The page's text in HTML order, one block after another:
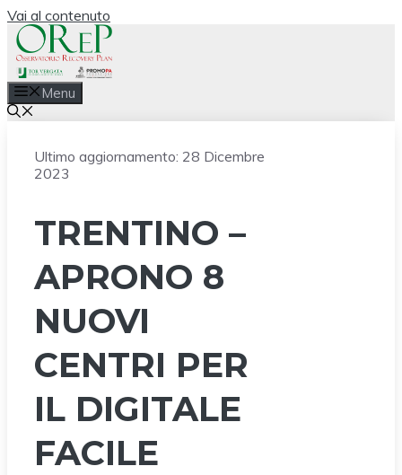
Vai al contenuto
Menu
Ultimo aggiornamento: 28 Dicembre
2023
TRENTINO –
APRONO 8
NUOVI
CENTRI PER
IL DIGITALE
FACILE